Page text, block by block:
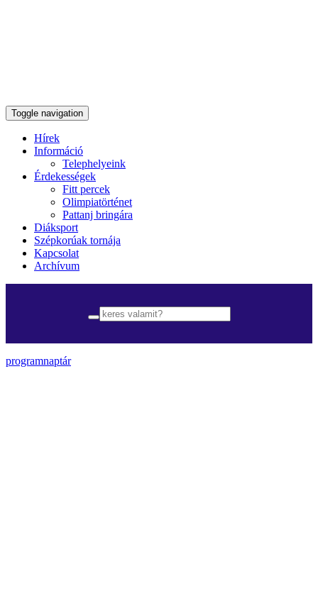
Toggle navigation
Hírek
Információ
Telephelyeink
Érdekességek
Fitt percek
Olimpiatörténet
Pattanj bringára
Diáksport
Szépkorúak tornája
Kapcsolat
Archívum
programnaptár